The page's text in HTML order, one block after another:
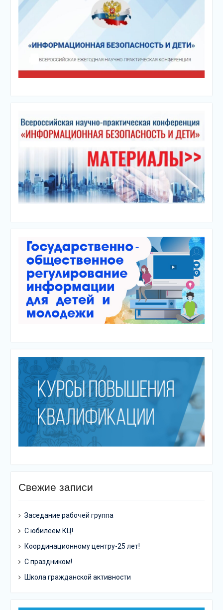
Свежие записи
Заседание рабочей группа
С юбилеем КЦ!
Координационному центру-25 лет!
С праздником!
Школа гражданской активности